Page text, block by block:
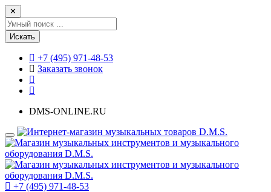
✕
Искать
+7 (495) 971-48-53
Заказать звонок
DMS-ONLINE.RU
+7 (495) 971-48-53